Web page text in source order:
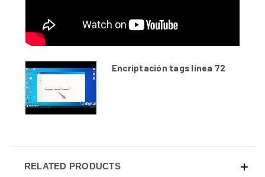
Encriptación tags línea 72
RELATED PRODUCTS